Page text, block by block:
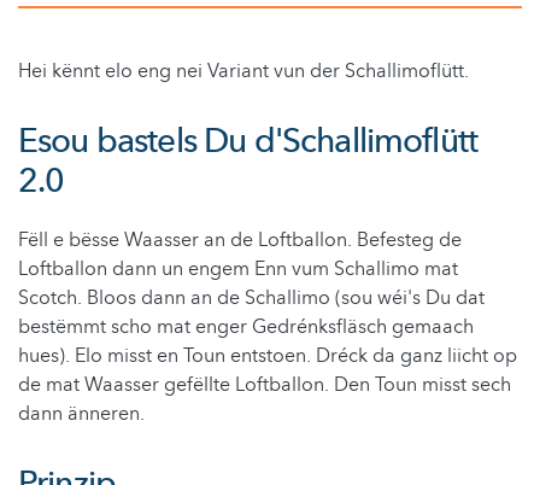
Hei kënnt elo eng nei Variant vun der Schallimoflütt.
Esou bastels Du d'Schallimoflütt
2.0
Fëll e bësse Waasser an de Loftballon. Befesteg de
Loftballon dann un engem Enn vum Schallimo mat
Scotch. Bloos dann an de Schallimo (sou wéi's Du dat
bestëmmt scho mat enger Gedrénksfläsch gemaach
hues). Elo misst en Toun entstoen. Dréck da ganz liicht op
de mat Waasser gefëllte Loftballon. Den Toun misst sech
dann änneren.